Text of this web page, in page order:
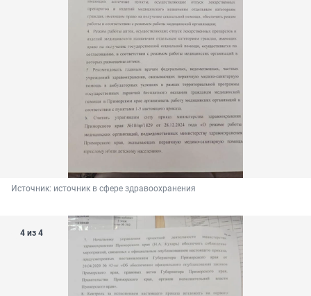
Источник: источник в сфере здравоохранения
4 из 4